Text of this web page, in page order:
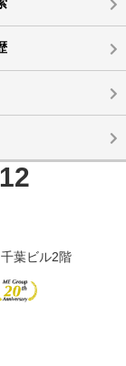
葉ビル2階